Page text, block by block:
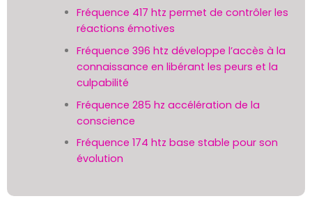
Fréquence 417 htz permet de contrôler les
réactions émotives
Fréquence 396 htz développe l’accès à la
connaissance en libérant les peurs et la
culpabilité
Fréquence 285 hz accélération de la
conscience
Fréquence 174 htz base stable pour son
évolution